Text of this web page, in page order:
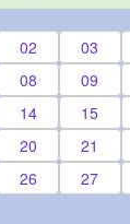
02 03
08 09
14 15
20 21
26 27